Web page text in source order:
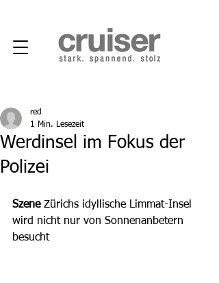
Werdinsel im Fokus der
Polizei
red
1 Min. Lesezeit
Szene Zürichs idyllische Limmat-Insel
wird nicht nur von Sonnenanbetern
besucht